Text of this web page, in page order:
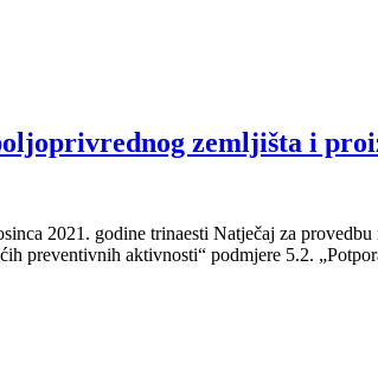
zemljišta i
2021. godine trinaesti Natječaj za
preventivnih aktivnosti“ podmjere 5.2.